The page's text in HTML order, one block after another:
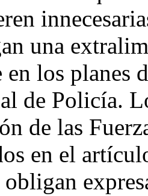
una
los planes
de Policía.
de las
en el